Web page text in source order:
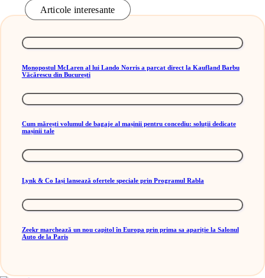
Articole interesante
Monopostul McLaren al lui Lando Norris a parcat direct la Kaufland Barbu
Văcărescu din București
Cum mărești volumul de bagaje al mașinii pentru concediu: soluții dedicate
mașinii tale
Lynk & Co Iași lansează ofertele speciale prin Programul Rabla
Zeekr marchează un nou capitol în Europa prin prima sa apariție la Salonul
Auto de la Paris